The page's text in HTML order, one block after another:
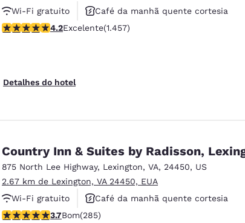
Wi-Fi gratuito
Café da manhã quente cortesia
Aceita animais de estimação
classificação 4.21 estrelas. Excelente. 1457 avaliações
4.2Excelente(1.457)
Detalhes do hotel
Country Inn & Suites by Radisson,
875 North Lee Highway, Lexington, VA, 24450, US
2.67 km de Lexington, VA 24450, EUA
Wi-Fi gratuito
Café da manhã quente cortesia
Não fumante
classificação 3.69 estrelas. Bom. 285 avaliações
3.7Bom(285)